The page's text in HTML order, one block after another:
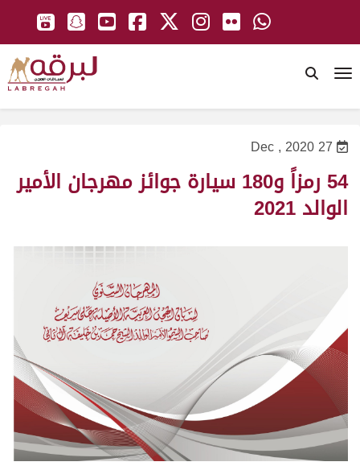
27 Dec , 2020
54 رمزاً و180 سيارة جوائز مهرجان الأمير
الوالد 2021